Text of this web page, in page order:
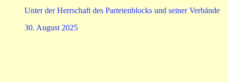
Unter der Herrschaft des Parteienblocks und seiner Verbände
30. August 2025